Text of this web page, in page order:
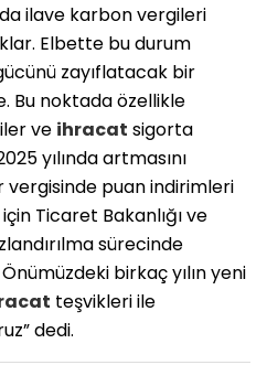
ilave karbon vergileri
Elbette bu durum
zayıflatacak bir
Bu noktada özellikle
ve ihracat sigorta
yılında artmasını
puan indirimleri
Ticaret Bakanlığı ve
sürecinde
birkaç yılın yeni
teşvikleri ile
dedi.